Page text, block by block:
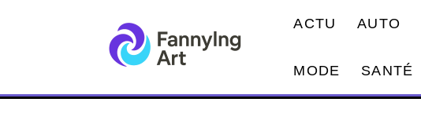
ACTU AUTO
MODE SANTÉ